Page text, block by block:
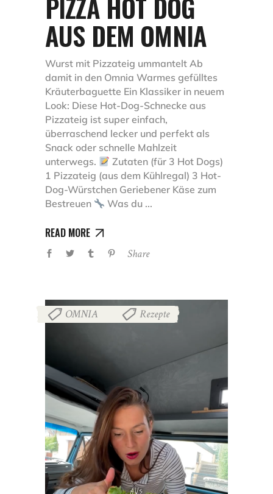
AUS DEM OMNIA
Wurst mit Pizzateig ummantelt Ab
damit in den Omnia Warmes gefülltes
Kräuterbaguette Ein Klassiker in neuem
Look: Diese Hot-Dog-Schnecke aus
Pizzateig ist super einfach,
überraschend lecker und perfekt als
Snack oder schnelle Mahlzeit
unterwegs.
Zutaten (für 3 Hot Dogs)
1 Pizzateig (aus dem Kühlregal) 3 Hot-
Dog-Würstchen Geriebener Käse zum
Bestreuen
Was du
READ MORE
Share
OMNIA Rezepte